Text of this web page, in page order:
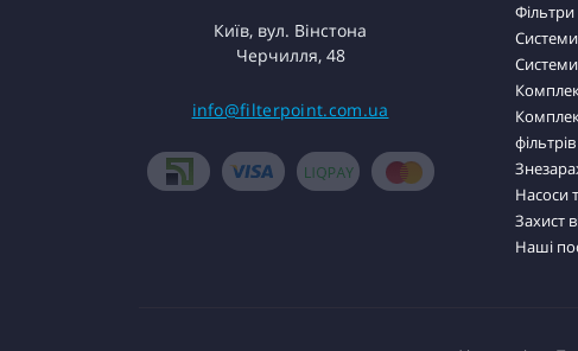
Київ, вул. Вінстона
Черчилля, 48
info@filterpoint.com.ua
Фільтри
Системи
фільтрів
Насоси
Захист
Наші